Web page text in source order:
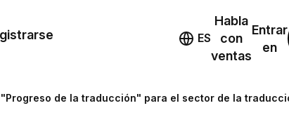
ES
Habla
con
ventas
Entrar
en
de la traducción" para el sector de la